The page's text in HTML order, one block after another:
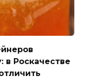
в Роскачестве